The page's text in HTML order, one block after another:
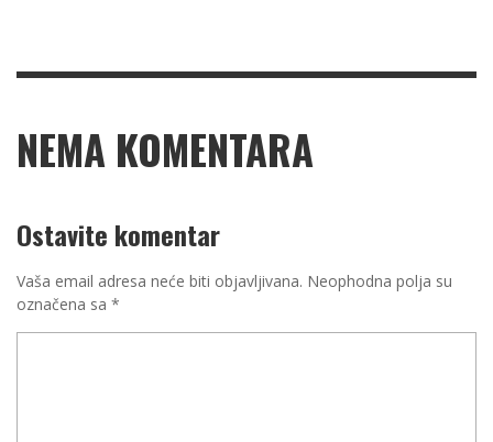
NEMA KOMENTARA
Ostavite komentar
Vaša email adresa neće biti objavljivana. Neophodna polja su
označena sa *